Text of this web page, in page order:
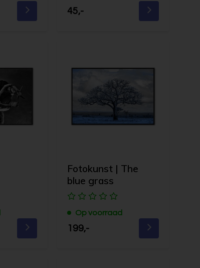
45,-
Fotokunst | The
blue grass
Op voorraad
199,-